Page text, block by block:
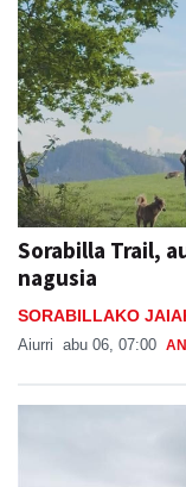
Sorabilla Trail,
nagusia
SORABILLAKO
Aiurri abu 06, 07:00